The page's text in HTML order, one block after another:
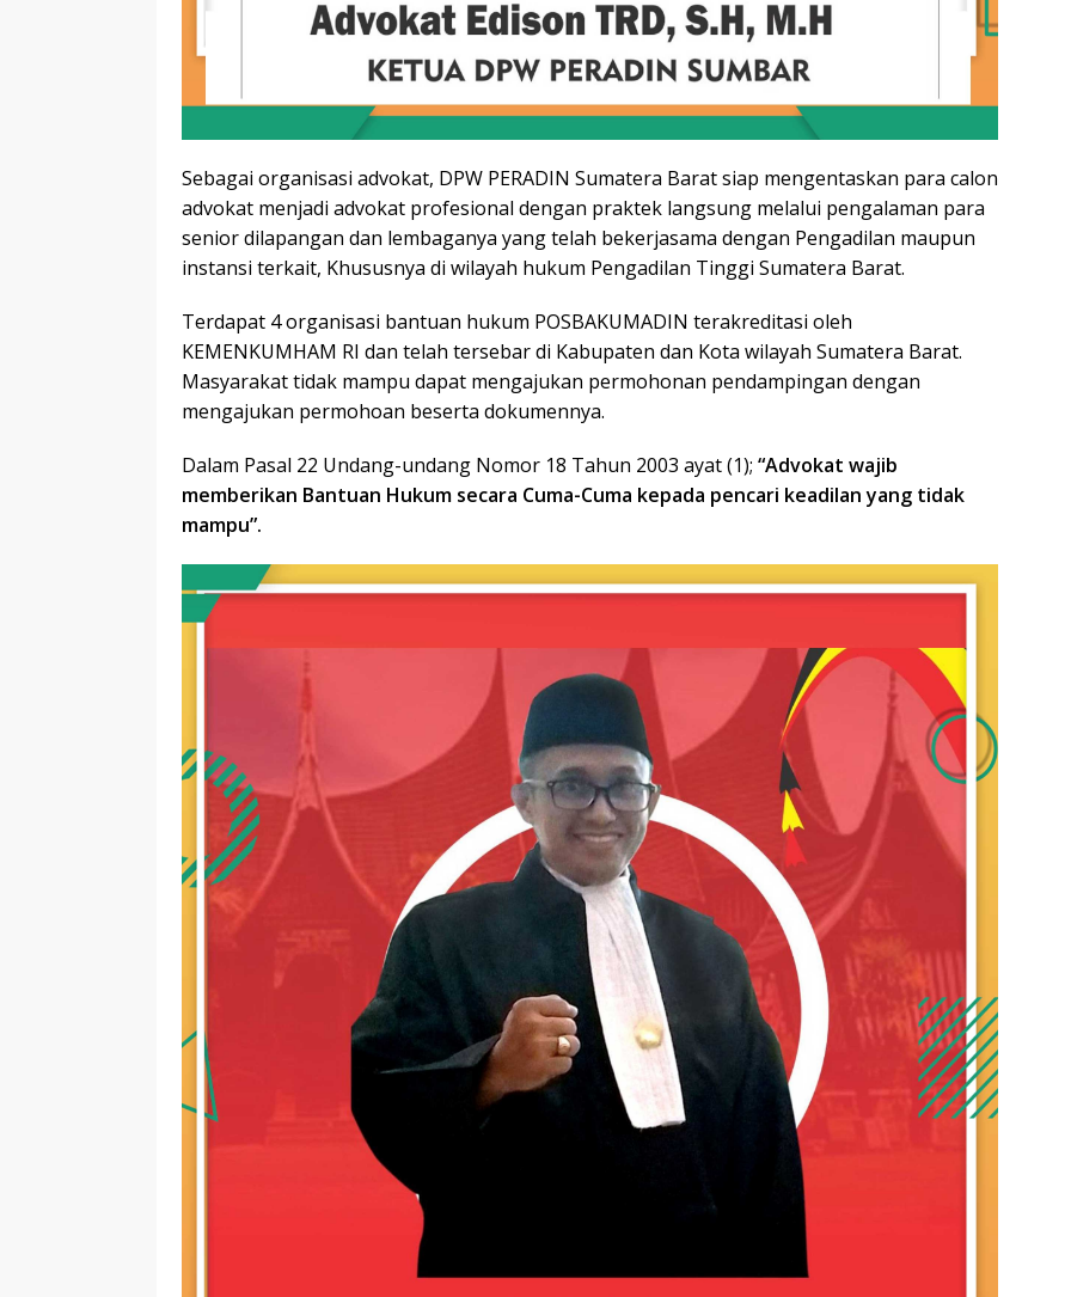
Sebagai organisasi advokat, DPW PERADIN Sumatera Barat siap mengentaskan para calon
advokat menjadi advokat profesional dengan praktek langsung melalui pengalaman para
senior dilapangan dan lembaganya yang telah bekerjasama dengan Pengadilan maupun
instansi terkait, Khususnya di wilayah hukum Pengadilan Tinggi Sumatera Barat.
Terdapat 4 organisasi bantuan hukum POSBAKUMADIN terakreditasi oleh
KEMENKUMHAM RI dan telah tersebar di Kabupaten dan Kota wilayah Sumatera Barat.
Masyarakat tidak mampu dapat mengajukan permohonan pendampingan dengan
mengajukan permohoan beserta dokumennya.
Dalam Pasal 22 Undang-undang Nomor 18 Tahun 2003 ayat (1); “Advokat wajib
memberikan Bantuan Hukum secara Cuma-Cuma kepada pencari keadilan yang tidak
mampu”.